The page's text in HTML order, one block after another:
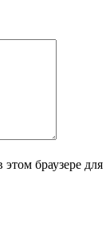
браузере для